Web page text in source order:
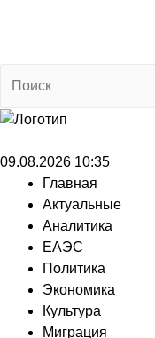
09.08.2026 10:35
Главная
Актуальные
Аналитика
ЕАЭС
Политика
Экономика
Культура
Миграция